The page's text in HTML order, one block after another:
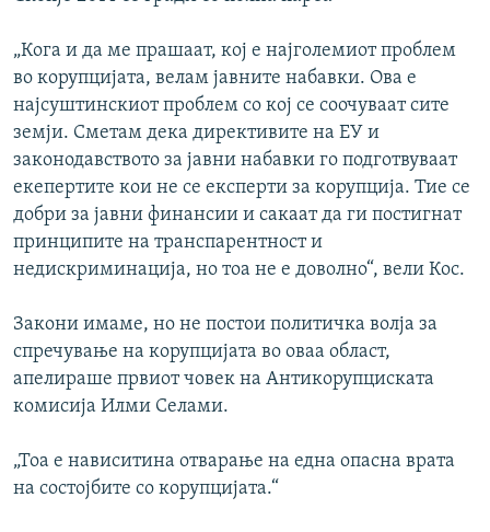
„Кога и да ме прашаат, кој е најголемиот проблем
во корупцијата, велам јавните набавки. Ова е
најсуштинскиот проблем со кој се соочуваат сите
земји. Сметам дека директивите на ЕУ и
законодавството за јавни набавки го подготвуваат
екепертите кои не се експерти за корупција. Тие се
добри за јавни финансии и сакаат да ги постигнат
принципите на транспарентност и
недискриминација, но тоа не е доволно“, вели Кос.
Закони имаме, но не постои политичка волја за
спречување на корупцијата во оваа област,
апелираше првиот човек на Антикорупциската
комисија Илми Селами.
„Тоа е нависитина отварање на една опасна врата
на состојбите со корупцијата.“